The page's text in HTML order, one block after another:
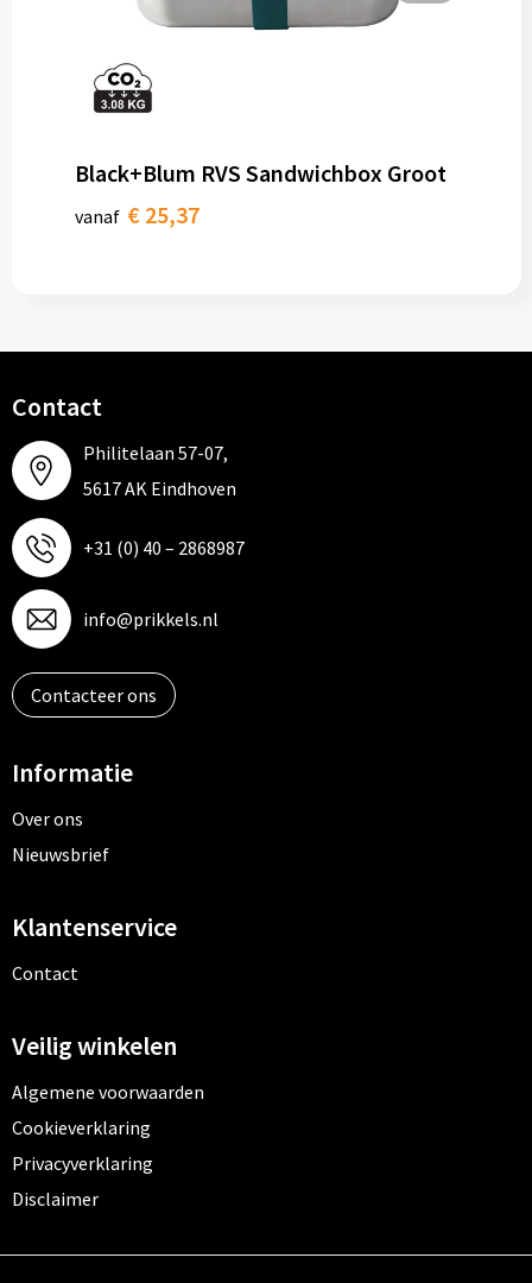
Black+Blum RVS Sandwichbox Groot
vanaf € 25,37
Contact
Philitelaan 57-07,
5617 AK Eindhoven
+31 (0) 40 – 2868987
info@prikkels.nl
Contacteer ons
Informatie
Over ons
Nieuwsbrief
Klantenservice
Contact
Veilig winkelen
Algemene voorwaarden
Cookieverklaring
Privacyverklaring
Disclaimer